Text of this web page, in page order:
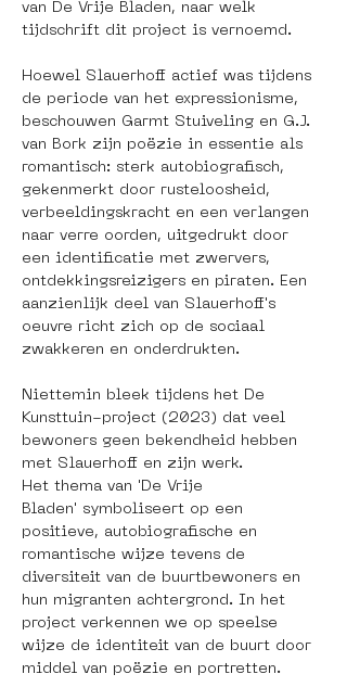
van De Vrije Bladen, naar welk
tijdschrift dit project is vernoemd.
Hoewel Slauerhoff actief was tijdens
de periode van het expressionisme,
beschouwen Garmt Stuiveling en G.J.
van Bork zijn poëzie in essentie als
romantisch: sterk autobiografisch,
gekenmerkt door rusteloosheid,
verbeeldingskracht en een verlangen
naar verre oorden, uitgedrukt door
een identificatie met zwervers,
ontdekkingsreizigers en piraten. Een
aanzienlijk deel van Slauerhoff's
oeuvre richt zich op de sociaal
zwakkeren en onderdrukten.
Niettemin bleek tijdens het De
Kunsttuin-project (2023) dat veel
bewoners geen bekendheid hebben
met Slauerhoff en zijn werk.
Het thema van 'De Vrije
Bladen' symboliseert op een
positieve, autobiografische en
romantische wijze tevens de
diversiteit van de buurtbewoners en
hun migranten achtergrond. In het
project verkennen we op speelse
wijze de identiteit van de buurt door
middel van poëzie en portretten.